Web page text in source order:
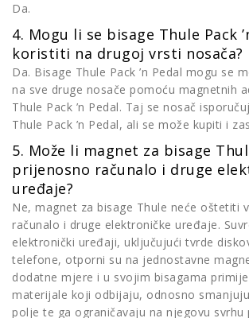
Da.
4. Mogu li se bisage Thule Pack
koristiti na drugoj vrsti nosača?
Da. Bisage Thule Pack ’n Pedal mogu se
na sve druge nosače pomoću magnetnih
Thule Pack ’n Pedal. Taj se nosač
Thule Pack ’n Pedal, ali se može kupiti i
5. Može li magnet za bisage
prijenosno računalo i druge
uređaje?
Ne, magnet za bisage Thule neće oštetiti
računalo i druge elektroničke uređaje.
elektronički uređaji, uključujući tvrde
telefone, otporni su na jednostavne
dodatne mjere i u svojim bisagama
materijale koji odbijaju, odnosno
polje te ga ograničavaju na njegovu svrhu